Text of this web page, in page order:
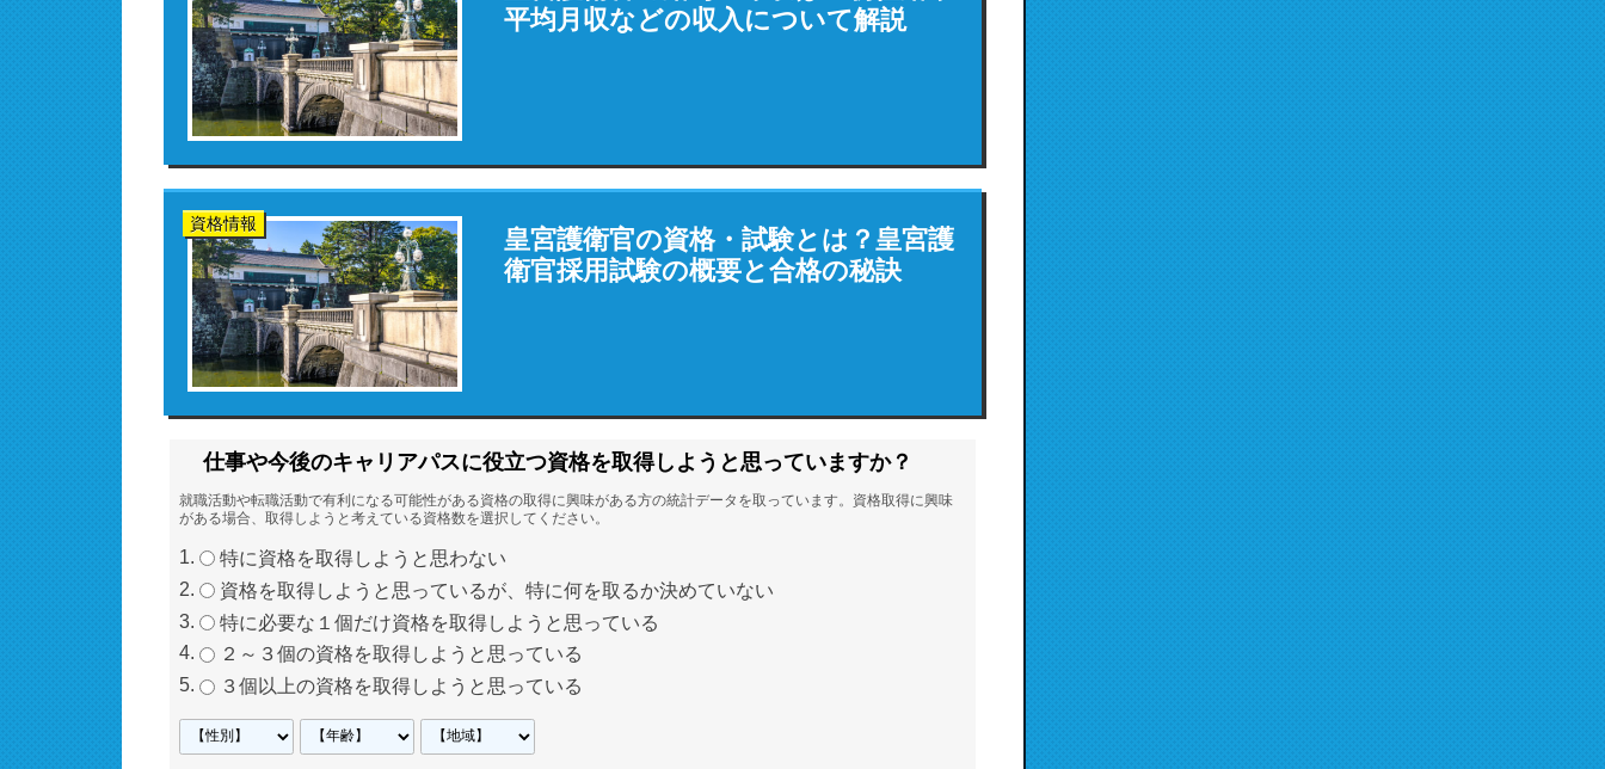
平均月収などの収入について解説
資格情報
皇宮護衛官の資格・試験とは？皇宮護
衛官採用試験の概要と合格の秘訣
仕事や今後のキャリアパスに役立つ資格を取得しようと思っていますか？
就職活動や転職活動で有利になる可能性がある資格の取得に興味がある方の統計データを取っています。資格取得に興味
がある場合、取得しようと考えている資格数を選択してください。
特に資格を取得しようと思わない
資格を取得しようと思っているが、特に何を取るか決めていない
特に必要な１個だけ資格を取得しようと思っている
２～３個の資格を取得しようと思っている
３個以上の資格を取得しようと思っている